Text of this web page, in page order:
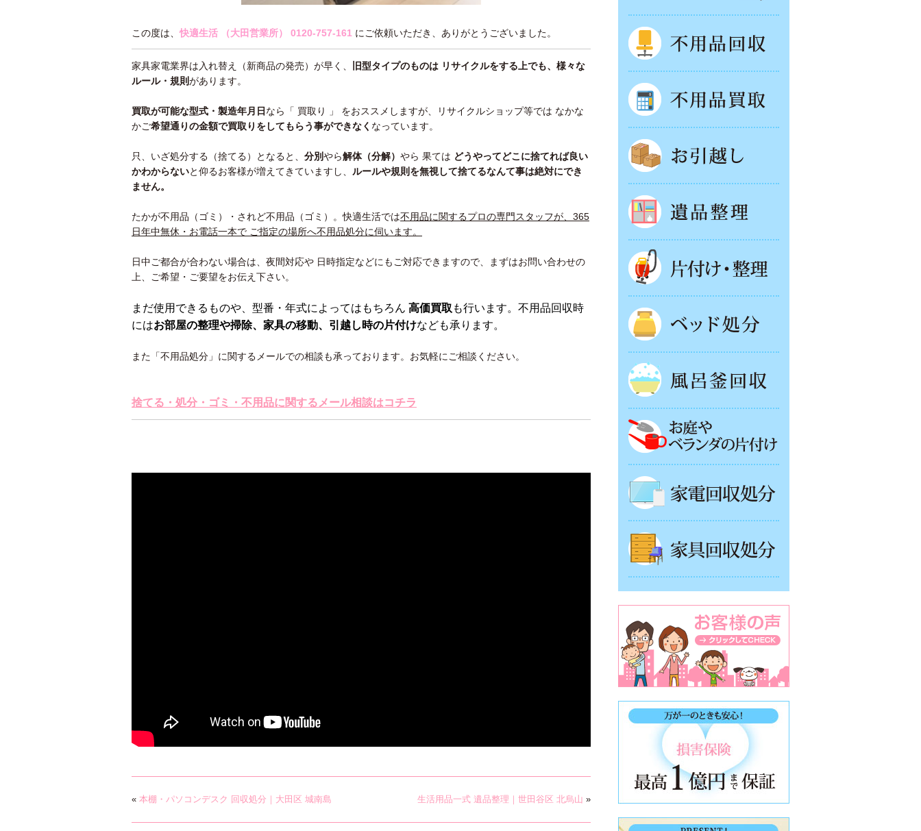
この度は、快適生活 （大田営業所） 0120-757-161 にご依頼いただき、ありがとうございました。
家具家電業界は入れ替え（新商品の発売）が早く、
旧型タイプのものは リサイクルをする上でも、様々な
ルール・規則があります。
買取が可能な型式・製造年月日 なら「 買取り 」 をおススメしますが、リサイクルショップ等では なかな
かご希望通りの金額で買取りをしてもらう事ができなく なっています。
只、いざ処分する（捨てる）となると、 分別やら解体（分解） やら 果ては どうやってどこに捨てれば良い
かわからないと仰るお客様が増えてきていますし、 ルールや規則を無視して捨てるなんて事は絶対にでき
ません。
たかが不用品（ゴミ）・されど不用品（ゴミ）。快適生活では不用品に関するプロの専門スタッフが、365
日年中無休・お電話一本で ご指定の場所へ不用品処分に伺います。
日中ご都合が合わない場合は、夜間対応や 日時指定などにもご対応できますので、まずはお問い合わせの
上、ご希望・ご要望をお伝え下さい。
まだ使用できるものや、型番・年式によってはもちろん 高価買取 も行います。不用品回収時
にはお部屋の整理や掃除、家具の移動、引越し時の片付けなども承ります。
また「不用品処分」に関するメールでの相談も承っております。お気軽にご相談ください。
捨てる・処分・ゴミ・不用品に関するメール相談はコチラ
« 本棚・パソコンデスク 回収処分｜大田区 城南島 生活用品一式 遺品整理｜世田谷区 北烏山 »